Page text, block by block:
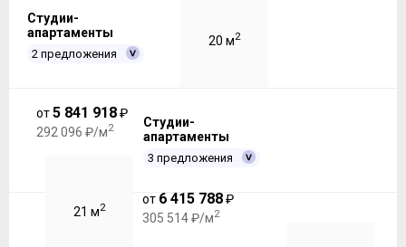
Студии-
апартаменты
2 предложения
20 м2
от5 841 918₽
292 096 ₽/м2
Студии-
апартаменты
3 предложения
21 м2
от 6 415 788₽
305 514 ₽/м2